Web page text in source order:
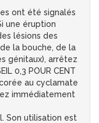
ont été signalés
une éruption
lésions des
la bouche, de la
génitaux), arrêtez
0,3 POUR CENT
au cyclamate
immédiatement
Son utilisation est